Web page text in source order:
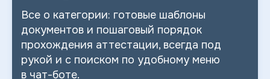
Все о категории: готовые шаблоны
документов и пошаговый порядок
прохождения аттестации, всегда под
рукой и с поиском по удобному меню
в чат-боте.